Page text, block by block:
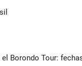
Borondo Tour: